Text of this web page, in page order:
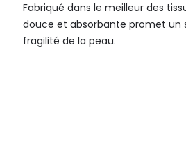
Fabriqué dans le meilleur des
douce et absorbante promet un
fragilité de la peau.